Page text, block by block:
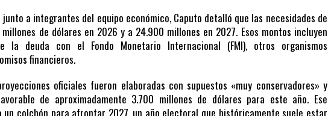
a integrantes del equipo económico, Caputo detalló que las necesidades de
de dólares en 2026 y a 24.900 millones en 2027. Esos montos incluyen
deuda con el Fondo Monetario Internacional (FMI), otros organismos
financieros.
oficiales fueron elaboradas con supuestos «muy conservadores» y
de aproximadamente 3.700 millones de dólares para este año. Ese
un colchón para afrontar 2027, un año electoral que históricamente suele estar